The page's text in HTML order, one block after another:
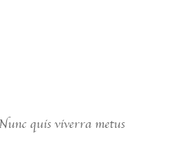
quis viverra metus